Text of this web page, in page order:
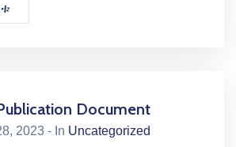
Document
2023 - In Uncategorized